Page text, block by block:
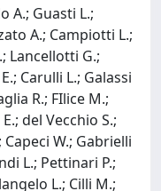
A.; Guasti L.;
A.; Campiotti L.;
Lancellotti G.;
Carulli L.; Galassi
R.; FIlice M.;
del Vecchio S.;
W.; Gabrielli
L.; Pettinari P.;
L.; Cilli M.;